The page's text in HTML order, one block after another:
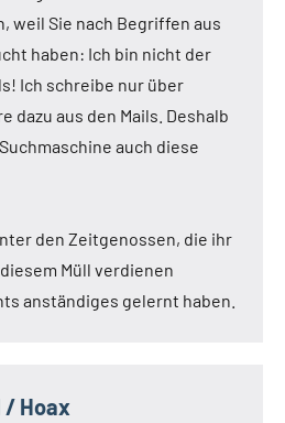
weil Sie nach Begriffen aus
haben: Ich bin nicht der
Ich schreibe nur über
dazu aus den Mails. Deshalb
auch diese
den Zeitgenossen, die ihr
Müll verdienen
anständiges gelernt haben.
/ Hoax